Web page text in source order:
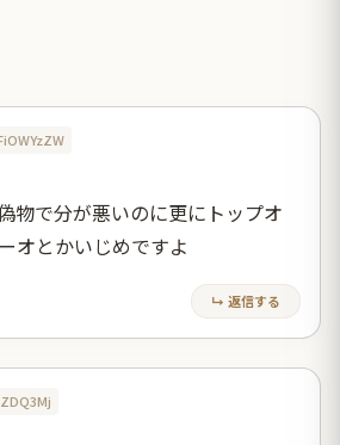
物で分が悪いのに更にトップオ
オとかいじめですよ
↳ 返信する